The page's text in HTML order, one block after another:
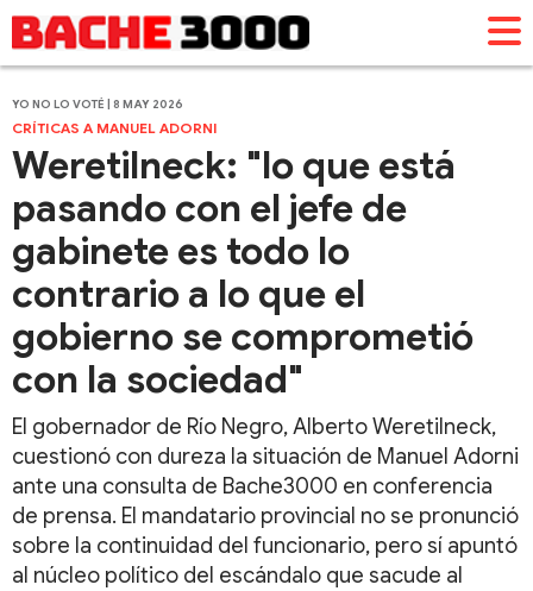
YO NO LO VOTÉ | 8 MAY 2026
CRÍTICAS A MANUEL ADORNI
Weretilneck: "lo que está
pasando con el jefe de
gabinete es todo lo
contrario a lo que el
gobierno se comprometió
con la sociedad"
El gobernador de Río Negro, Alberto Weretilneck,
cuestionó con dureza la situación de Manuel Adorni
ante una consulta de Bache3000 en conferencia
de prensa. El mandatario provincial no se pronunció
sobre la continuidad del funcionario, pero sí apuntó
al núcleo político del escándalo que sacude al